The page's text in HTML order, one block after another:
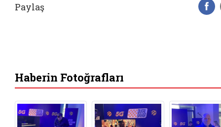
Paylaş
Haberin Fotoğrafları